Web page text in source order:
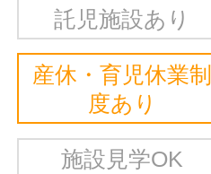
託児施設あり
産休・育児休業制
度あり
施設見学OK